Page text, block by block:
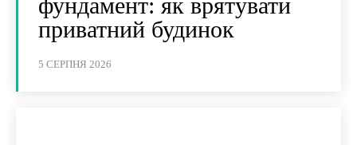
приватний будинок
5 СЕРПНЯ 2026